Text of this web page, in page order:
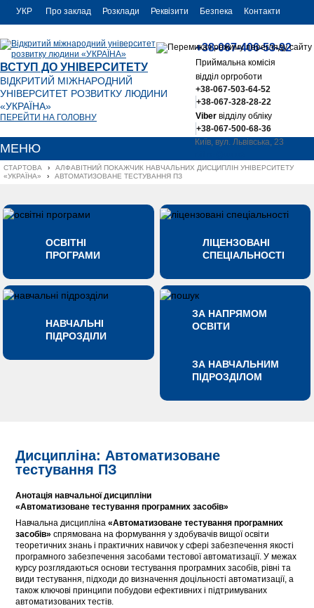
УКР
ENG
Про заклад Розклади Реквізити Безпека Контакти
ВСТУП ДО УНІВЕРСИТЕТУ
ВІДКРИТИЙ МІЖНАРОДНИЙ
УНІВЕРСИТЕТ РОЗВИТКУ ЛЮДИНИ
«УКРАЇНА»
ПЕРЕЙТИ НА ГОЛОВНУ
+38-067-406-53-92
Приймальна комісія
відділ оргроботи
+38-067-503-64-52
+38-067-328-28-22
Viberвідділу обліку
+38-067-500-68-36
Київ, вул. Львівська, 23
МЕНЮ
СТАРТОВА ›
АЛФАВІТНИЙ ПОКАЖЧИК НАВЧАЛЬНИХ ДИСЦИПЛІН УНІВЕРСИТЕТУ
«УКРАЇНА»
› АВТОМАТИЗОВАНЕ ТЕСТУВАННЯ ПЗ
ОСВІТНІ
ПРОГРАМИ
ЛІЦЕНЗОВАНІ
СПЕЦІАЛЬНОСТІ
НАВЧАЛЬНІ
ПІДРОЗДІЛИ
ЗА НАПРЯМОМ
ОСВІТИ
ЗА НАВЧАЛЬНИМ
ПІДРОЗДІЛОМ
Дисципліна: Автоматизоване
тестування ПЗ
Анотація навчальної дисципліни
«Автоматизоване тестування програмних засобів»
Навчальна дисципліна«Автоматизоване тестування програмних
засобів» спрямована на формування у здобувачів вищої освіти
теоретичних знань і практичних навичок у сфері забезпечення якості
програмного забезпечення засобами тестової автоматизації. У межах
курсу розглядаються основи тестування програмних засобів, рівні та
види тестування, підходи до визначення доцільності автоматизації, а
також ключові принципи побудови ефективних і підтримуваних
автоматизованих тестів.